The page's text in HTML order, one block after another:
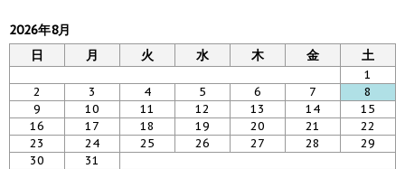
2026年8月
日
月 火 水 木 金 土
1
2
3 4 5 6 7
8
9
10 11 12 13 14
15
16
17 18 19 20 21
22
23
24 25 26 27 28
29
30
31